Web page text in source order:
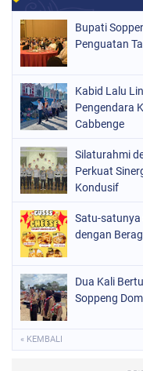
NASIONAL
ORGANISASI
PERISTIWA
POLITIK
POLRI
SOPPENG
SULSEL
Bupati
Penguatan
Kabid Lalu
Pengendara
Cabbenge
Silaturahmi
Perkuat
Kondusif
Satu-satunya
dengan
Dua Kali
Soppeng
« KEMBALI